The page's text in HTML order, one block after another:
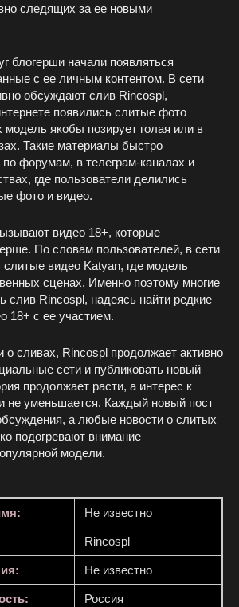
следящих за ее новыми
блогерши начали появляться
с ее личным контентом. В сети
обсуждают слив Rincospl,
появились слитые фото
модель якобы позирует голая или в
Такие материалы быстро
по форумам, в телеграм-каналах и
где пользователи делились
фото и видео.
видео 18+, которые
По словам пользователей, в сети
видео Katyan, где модель
сценах. Именно поэтому многие
слив Rincospl, надеясь найти редкие
18+ с ее участием.
о сливах, Rincospl продолжает активно
сети и публиковать новый
продолжает расти, а интерес к
не уменьшается. Каждый новый пост
а любые новости о слитых
подогревают внимание
модели.
Не известно
Rincospl
Не известно
Россия